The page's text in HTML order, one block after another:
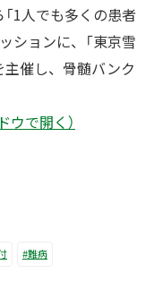
1人でも多くの患者
ションに、「東京雪
主催し、骨髄バンク
ウで開く）
#難病